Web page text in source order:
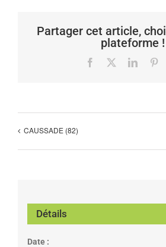
Partager cet article,
plateforme !
Facebook
CAUSSADE (82)
Détails
Date :